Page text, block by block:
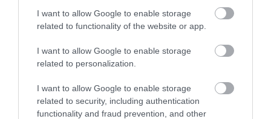
I want to allow Google to enable storage
related to functionality of the website or app.
I want to allow Google to enable storage
related to personalization.
I want to allow Google to enable storage
related to security, including authentication
functionality and fraud prevention, and other
HOLTAN SZÁLLÍTOTTÁK HAZA A 80
2026. augusztus 06|Riasztó
CSALÁDOKAT – HÁROM NAPON ÁT
ING...
2026. augusztus 06|Programok